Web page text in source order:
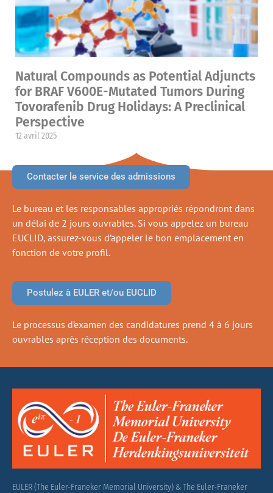
Natural Compounds as Potential Adjuncts
for BRAF V600E-Mutated Tumors During
Tovorafenib Drug Holidays: A Preclinical
Perspective
12 avril 2025
Contacter le service des admissions
Le bureau et les responsables appropriés répondront dans
un délai de 2 jours ouvrables. Si vous appelez un bureau
EUCLID, assurez-vous d’appeler le bon emplacement en
fonction de votre profil.
Postulez à EULER et/ou EUCLID
Le processus d’examen des candidatures prend 4 à 6 jours
ouvrables après réception des documents.
EULER (The Euler-Franeker Memorial University) & The Euler-Franeker